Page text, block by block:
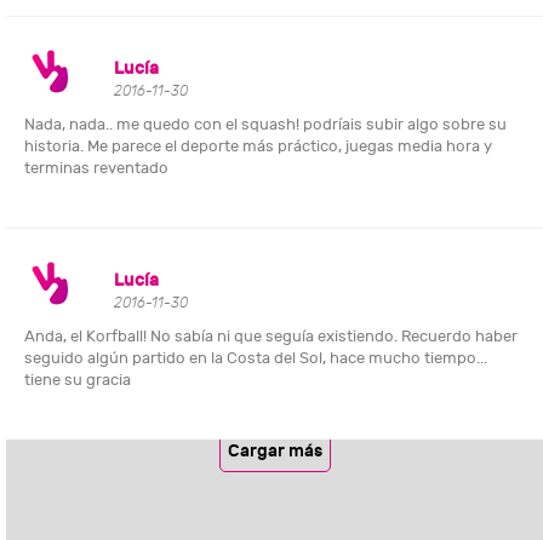
Lucía
2016-11-30
Nada, nada.. me quedo con el squash! podríais subir algo sobre su
historia. Me parece el deporte más práctico, juegas media hora y
terminas reventado
Lucía
2016-11-30
Anda, el Korfball! No sabía ni que seguía existiendo. Recuerdo haber
seguido algún partido en la Costa del Sol, hace mucho tiempo...
tiene su gracia
Cargar más